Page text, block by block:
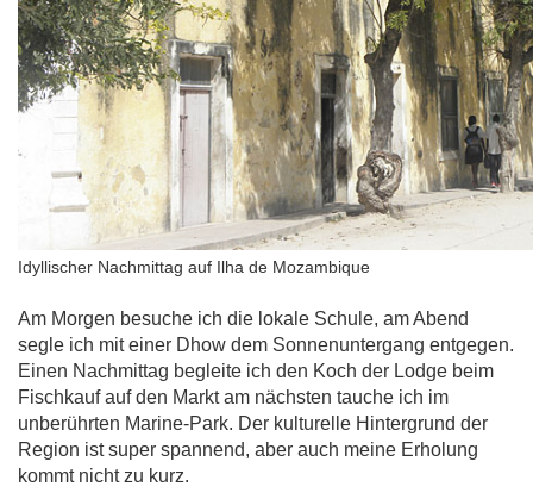
Idyllischer Nachmittag auf Ilha de Mozambique
Am Morgen besuche ich die lokale Schule, am Abend
segle ich mit einer Dhow dem Sonnenuntergang entgegen.
Einen Nachmittag begleite ich den Koch der Lodge beim
Fischkauf auf den Markt am nächsten tauche ich im
unberührten Marine-Park. Der kulturelle Hintergrund der
Region ist super spannend, aber auch meine Erholung
kommt nicht zu kurz.